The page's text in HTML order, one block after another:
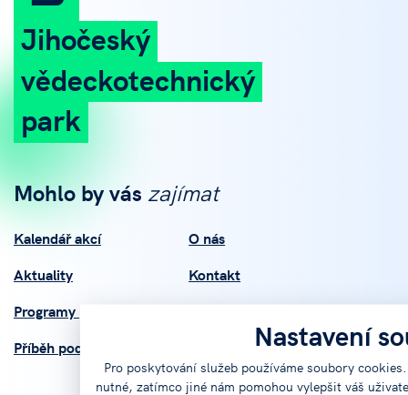
Nastavení
Pro poskytování služeb používáme soubory
nutné, zatímco jiné nám pomohou vylepšit váš
Jihočeský
vědeckotechnický
park
Mohlo by vás zajímat
Kalendář akcí
Aktuality
Programy podpory
Příběh podpořených
O nás
Kontakt
Mapa Podpory
Regionální inovační
strategie